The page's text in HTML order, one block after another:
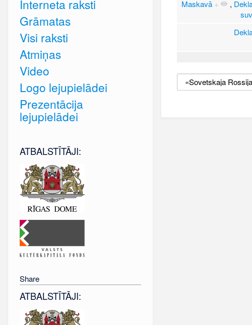
Maskavā + ,
Interneta raksti
Grāmatas
Visi raksti
Atmiņas
Video
Logo lejupielādei
Prezentācija
lejupielādei
ATBALSTĪTĀJI:
Share
ATBALSTĪTĀJI: